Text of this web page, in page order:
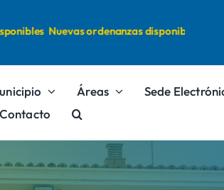
Nuevas ordenanzas disponibles
Áreas
Sede
Contacto